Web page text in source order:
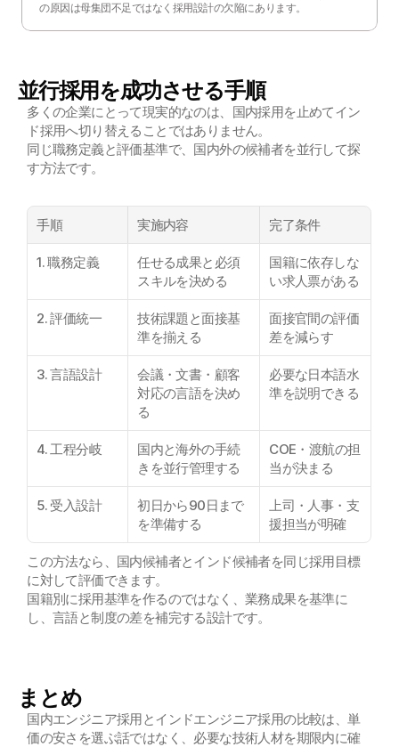
の原因は母集団不足ではなく採用設計の欠陥にあります。
の判断基準と海外採用を含めた再設計手法を実務視点で解説します。
並行採用を成功させる手順
多くの企業にとって現実的なのは、国内採用を止めてイン
ド採用へ切り替えることではありません。
同じ職務定義と評価基準で、国内外の候補者を並行して探
す方法です。
手順 実施内容 完了条件
1. 職務定義
任せる成果と必須
スキルを決める
国籍に依存しな
い求人票がある
2. 評価統一
技術課題と面接基
準を揃える
面接官間の評価
差を減らす
3. 言語設計
会議・文書・顧客
対応の言語を決め
る
必要な日本語水
準を説明できる
4. 工程分岐
国内と海外の手続
きを並行管理する
COE・渡航の担
当が決まる
5. 受入設計
初日から90日まで
を準備する
上司・人事・支
援担当が明確
この方法なら、国内候補者とインド候補者を同じ採用目標
に対して評価できます。
国籍別に採用基準を作るのではなく、業務成果を基準に
し、言語と制度の差を補完する設計です。
まとめ
国内エンジニア採用とインドエンジニア採用の比較は、単
価の安さを選ぶ話ではなく、必要な技術人材を期限内に確